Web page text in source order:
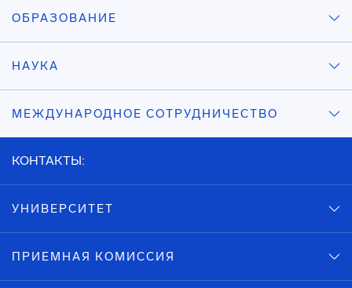
ОБРАЗОВАНИЕ
НАУКА
МЕЖДУНАРОДНОЕ СОТРУДНИЧЕСТВО
КОНТАКТЫ:
УНИВЕРСИТЕТ
ПРИЕМНАЯ КОМИССИЯ